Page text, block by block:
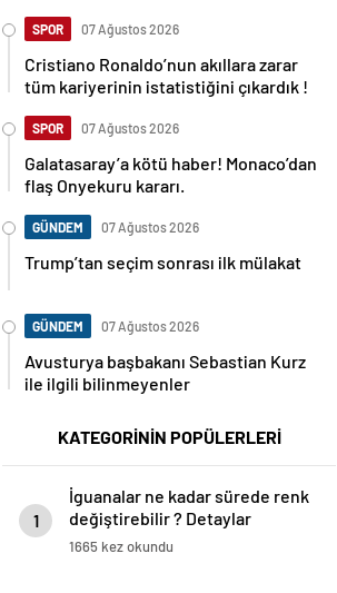
SPOR 07 Ağustos 2026
Cristiano Ronaldo’nun akıllara zarar
tüm kariyerinin istatistiğini çıkardık !
SPOR 07 Ağustos 2026
Galatasaray’a kötü haber! Monaco’dan
flaş Onyekuru kararı.
GÜNDEM 07 Ağustos 2026
Trump’tan seçim sonrası ilk mülakat
GÜNDEM 07 Ağustos 2026
Avusturya başbakanı Sebastian Kurz
ile ilgili bilinmeyenler
KATEGORİNİN POPÜLERLERİ
1
İguanalar ne kadar sürede renk
değiştirebilir ? Detaylar
burada…
1665 kez okundu